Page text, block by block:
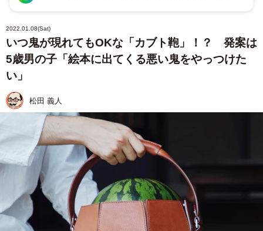
2022.01.08(Sat)
いつ鬼が現れてもOKな「カブト鞄」！？ 発案は
5歳男の子「絵本に出てくる悪い鬼をやっつけた
い」
松田 義人